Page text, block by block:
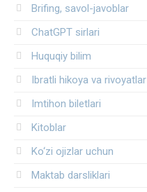
Brifing, savol-javoblar
ChatGPT sirlari
Huquqiy bilim
Ibratli hikoya va rivoyatlar
Imtihon biletlari
Kitoblar
Ko‘zi ojizlar uchun
Maktab darsliklari